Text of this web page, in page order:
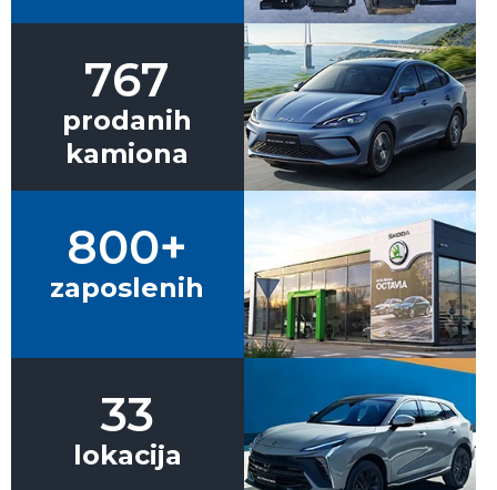
767
prodanih
kamiona
800+
zaposlenih
33
lokacija